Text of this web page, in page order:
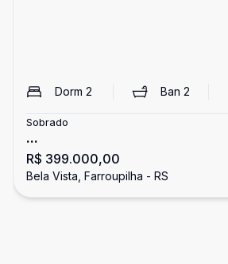
Dorm 2 Ban2
Sobrado
...
R$ 399.000,00
Bela Vista, Farroupilha - RS